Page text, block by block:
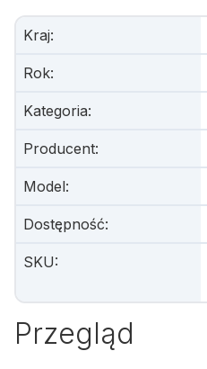
Kraj:
Rok:
Kategoria:
Producent:
Model:
Dostępność:
SKU:
Przegląd